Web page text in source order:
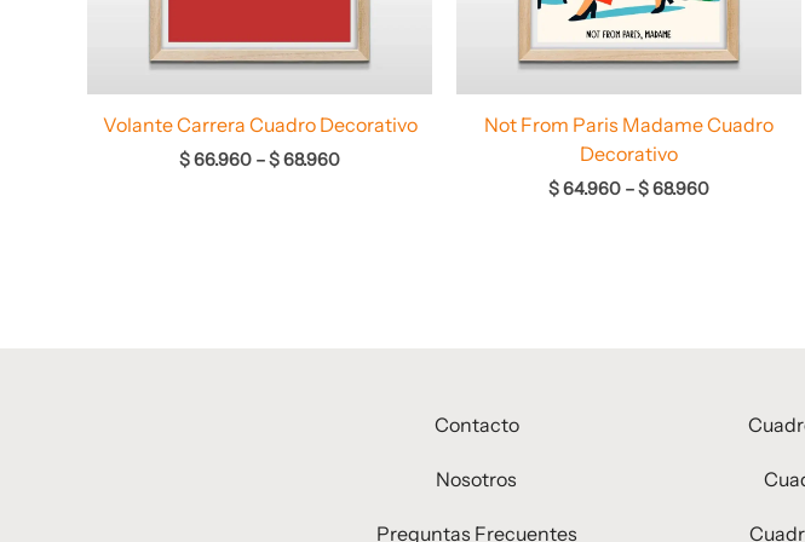
Volante Carrera Cuadro Decorativo
$66.960 –$68.960
Not From Paris Madame Cuadro
Decorativo
$64.960 –$68.960
Contacto
Nosotros
Preguntas Frecuentes